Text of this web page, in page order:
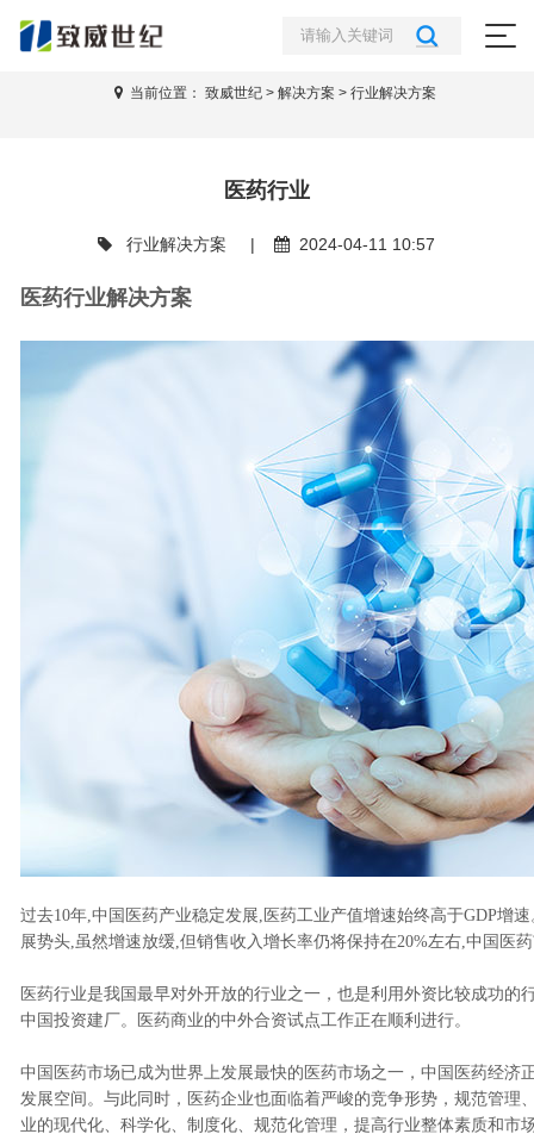
当前位置：致威世纪 >解决方案 >行业解决方案
医药行业
行业解决方案 | 2024-04-11 10:57
医药行业解决方案
过去10年,中国医药产业稳定发展,医药工业产值增速始终高于GDP增
展势头,虽然增速放缓,但销售收入增长率仍将保持在20%左右,中国医
医药行业是我国最早对外开放的行业之一，也是利用外资比较成功的
中国投资建厂。医药商业的中外合资试点工作正在顺利进行。
中国医药市场已成为世界上发展最快的医药市场之一，中国医药经济
发展空间。与此同时，医药企业也面临着严峻的竞争形势，规范管理
业的现代化、科学化、制度化、规范化管理，提高行业整体素质和市